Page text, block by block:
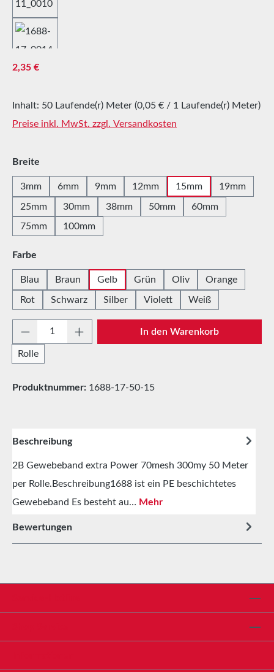
Regulärer Preis:
2,35 €
Inhalt: 50 Laufende(r) Meter (0,05 € / 1 Laufende(r) Meter)
Preise inkl. MwSt. zzgl. Versandkosten
Breite
3mm 6mm 9mm 12mm 15mm 19mm
25mm 30mm 38mm 50mm
60mm
75mm
100mm
Farbe
Blau Braun Gelb Grün Oliv Orange
Rot Schwarz Silber Violett Weiß
Produkt Anzahl: Gib den gewünschten
Rolle
In den Warenkorb
Produktnummer: 1688-17-50-15
Beschreibung
2B Gewebeband extra Power 70mesh 300my 50 Meter
per Rolle.Beschreibung1688 ist ein PE beschichtetes
Gewebeband Es besteht au… Mehr
Bewertungen